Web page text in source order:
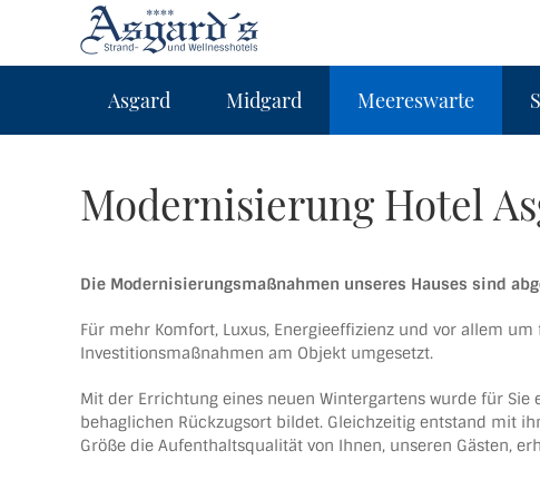
Asgard Midgard Meereswarte
Modernisierung Hotel
Die Modernisierungsmaßnahmen unseres Hauses sind
Für mehr Komfort, Luxus, Energieeffizienz und vor allem
Investitionsmaßnahmen am Objekt umgesetzt.
Mit der Errichtung eines neuen Wintergartens wurde für
behaglichen Rückzugsort bildet. Gleichzeitig entstand mit
Größe die Aufenthaltsqualität von Ihnen, unseren Gästen,